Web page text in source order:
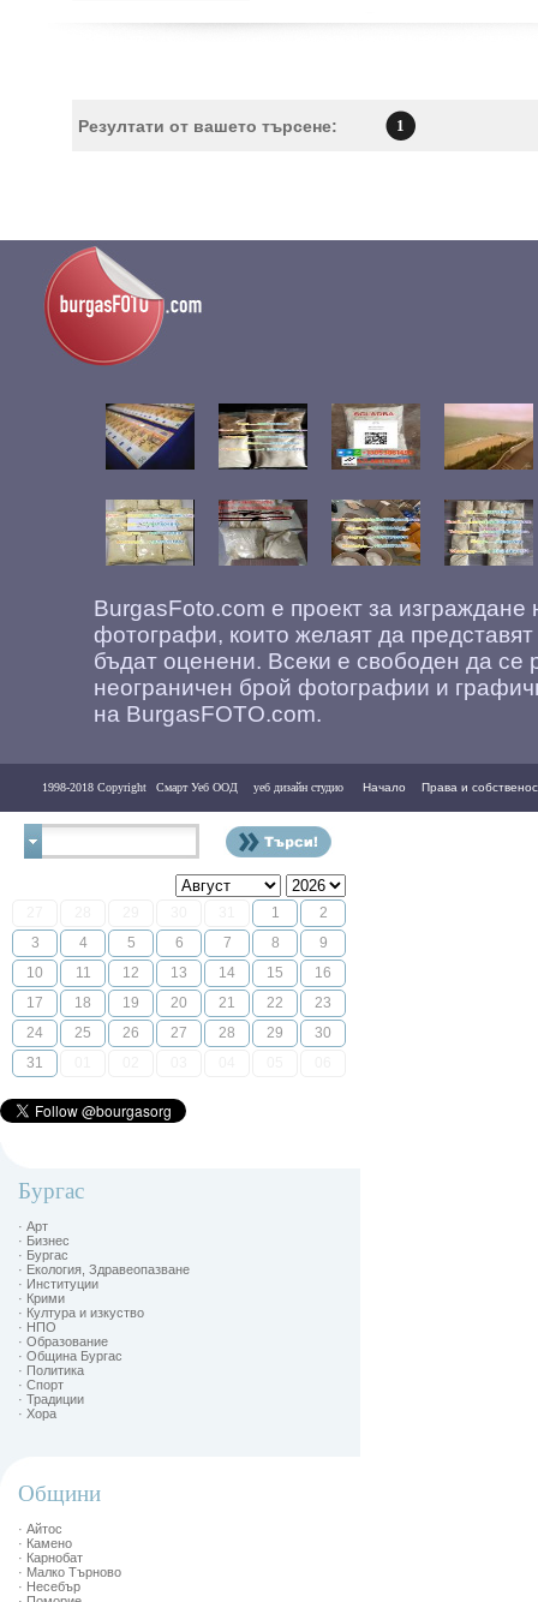
Резултати от вашето търсене: 1
BurgasFoto.com е проект за
фотографи, които желаят да
бъдат оценени. Всеки е свободен да се
неограничен брой фоtографии и
на BurgasFOTO.com.
1998-2018 Copyright Смарт Уеб ООД уеб дизайн студио Начало Права и
1
2
3
4 5 6 7 8
9
10
11 12 13 14 15
16
17
18 19 20 21 22
23
24
25 26 27 28 29
30
31
Бургас
· Арт
· Бизнес
· Бургас
· Екология, Здравеопазване
· Институции
· Крими
· Култура и изкуство
· НПО
· Образование
· Община Бургас
· Политика
· Спорт
· Традиции
· Хора
Общини
· Айтос
· Камено
· Карнобат
· Малко Търново
· Несебър